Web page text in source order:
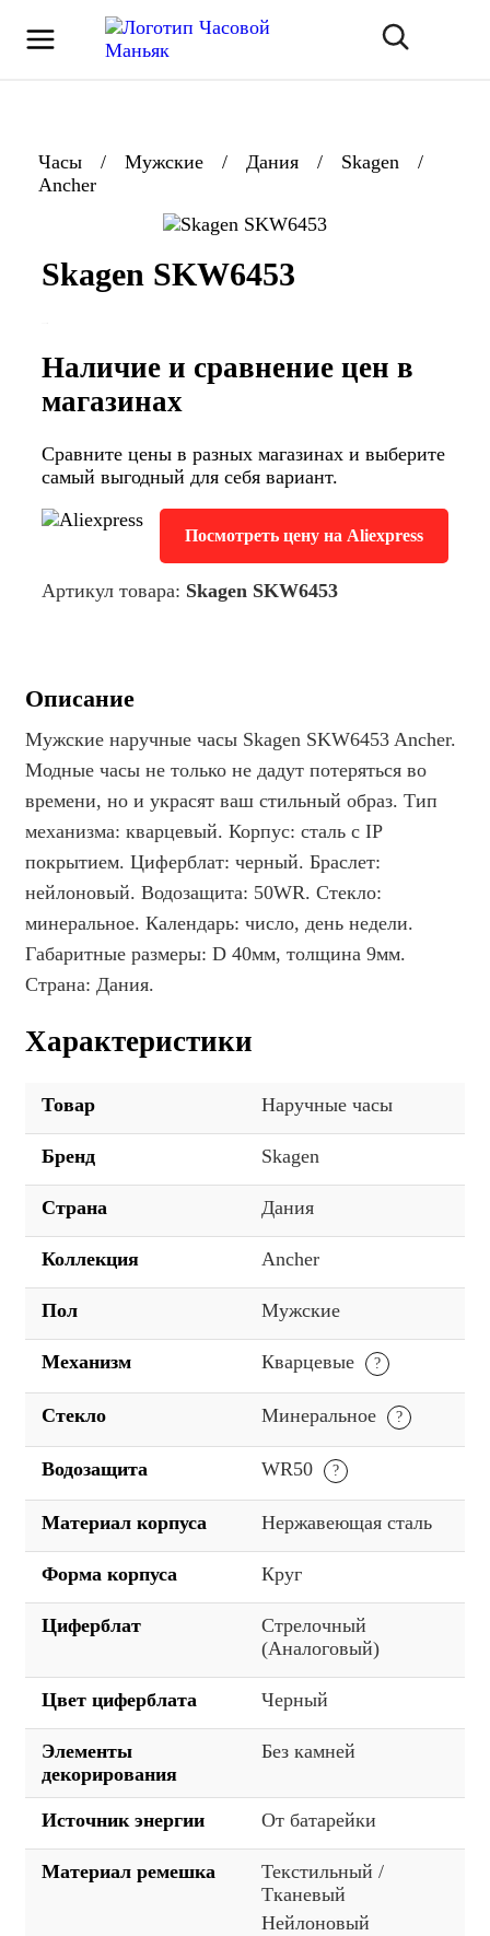
Часы / Мужские / Дания / Skagen
/
Ancher
Skagen SKW6453
Наличие и сравнение цен в
магазинах
Сравните цены в разных магазинах и выберите
самый выгодный для себя вариант.
Посмотреть цену на Aliexpress
Артикул товара: Skagen SKW6453
Описание
Мужские наручные часы Skagen SKW6453 Ancher.
Модные часы не только не дадут потеряться во
времени, но и украсят ваш стильный образ. Тип
механизма: кварцевый. Корпус: сталь с IP
покрытием. Циферблат: черный. Браслет:
нейлоновый. Водозащита: 50WR. Стекло:
минеральное. Календарь: число, день недели.
Габаритные размеры: D 40мм, толщина 9мм.
Страна: Дания.
Характеристики
Товар Наручные часы
Бренд Skagen
Страна Дания
Коллекция Ancher
Пол Мужские
Механизм Кварцевые
Стекло Минеральное
Водозащита WR50
Материал корпуса Нержавеющая сталь
Форма корпуса Круг
Циферблат
Стрелочный
(Аналоговый)
Цвет циферблата Черный
Элементы
декорирования
Без камней
Источник энергии От батарейки
Материал ремешка
Текстильный /
Тканевый
Нейлоновый